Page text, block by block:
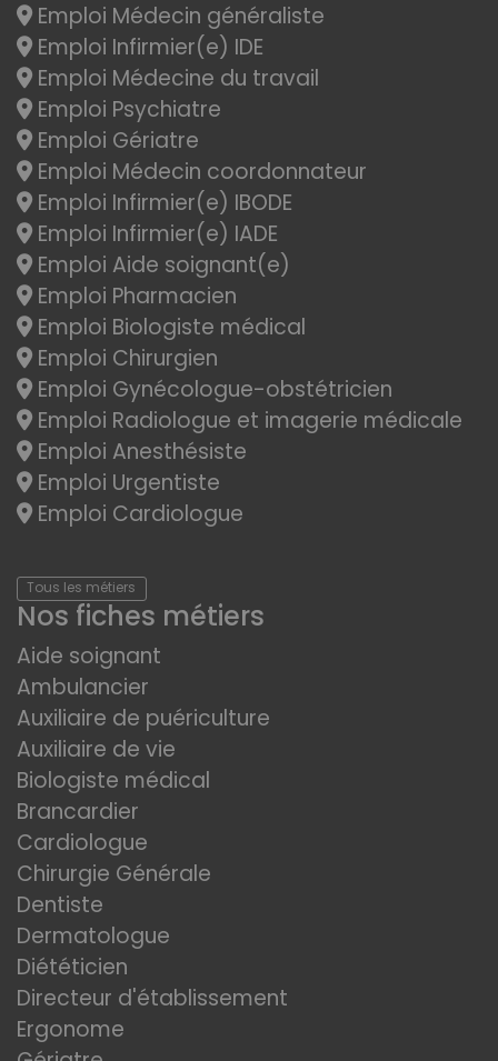
Emploi Médecin généraliste
Emploi Infirmier(e) IDE
Emploi Médecine du travail
Emploi Psychiatre
Emploi Gériatre
Emploi Médecin coordonnateur
Emploi Infirmier(e) IBODE
Emploi Infirmier(e) IADE
Emploi Aide soignant(e)
Emploi Pharmacien
Emploi Biologiste médical
Emploi Chirurgien
Emploi Gynécologue-obstétricien
Emploi Radiologue et imagerie médicale
Emploi Anesthésiste
Emploi Urgentiste
Emploi Cardiologue
Tous les métiers
Nos fiches métiers
Aide soignant
Ambulancier
Auxiliaire de puériculture
Auxiliaire de vie
Biologiste médical
Brancardier
Cardiologue
Chirurgie Générale
Dentiste
Dermatologue
Diététicien
Directeur d'établissement
Ergonome